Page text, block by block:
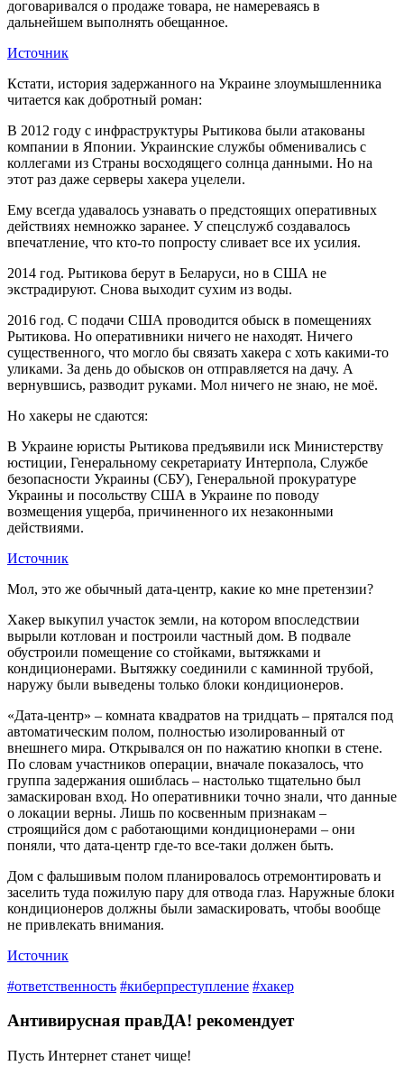
договаривался о продаже товара, не намереваясь в
дальнейшем выполнять обещанное.
Источник
Кстати, история задержанного на Украине злоумышленника
читается как добротный роман:
В 2012 году с инфраструктуры Рытикова были атакованы
компании в Японии. Украинские службы обменивались с
коллегами из Страны восходящего солнца данными. Но на
этот раз даже серверы хакера уцелели.
Ему всегда удавалось узнавать о предстоящих оперативных
действиях немножко заранее. У спецслужб создавалось
впечатление, что кто-то попросту сливает все их усилия.
2014 год. Рытикова берут в Беларуси, но в США не
экстрадируют. Снова выходит сухим из воды.
2016 год. С подачи США проводится обыск в помещениях
Рытикова. Но оперативники ничего не находят. Ничего
существенного, что могло бы связать хакера с хоть какими-то
уликами. За день до обысков он отправляется на дачу. А
вернувшись, разводит руками. Мол ничего не знаю, не моё.
Но хакеры не сдаются:
В Украине юристы Рытикова предъявили иск Министерству
юстиции, Генеральному секретариату Интерпола, Службе
безопасности Украины (СБУ), Генеральной прокуратуре
Украины и посольству США в Украине по поводу
возмещения ущерба, причиненного их незаконными
действиями.
Источник
Мол, это же обычный дата-центр, какие ко мне претензии?
Хакер выкупил участок земли, на котором впоследствии
вырыли котлован и построили частный дом. В подвале
обустроили помещение со стойками, вытяжками и
кондиционерами. Вытяжку соединили с каминной трубой,
наружу были выведены только блоки кондиционеров.
«Дата-центр» – комната квадратов на тридцать – прятался под
автоматическим полом, полностью изолированный от
внешнего мира. Открывался он по нажатию кнопки в стене.
По словам участников операции, вначале показалось, что
группа задержания ошиблась – настолько тщательно был
замаскирован вход. Но оперативники точно знали, что данные
о локации верны. Лишь по косвенным признакам –
строящийся дом с работающими кондиционерами – они
поняли, что дата-центр где-то все-таки должен быть.
Дом с фальшивым полом планировалось отремонтировать и
заселить туда пожилую пару для отвода глаз. Наружные блоки
кондиционеров должны были замаскировать, чтобы вообще
не привлекать внимания.
Источник
#ответственность #киберпреступление #хакер
Антивирусная правДА! рекомендует
Пусть Интернет станет чище!